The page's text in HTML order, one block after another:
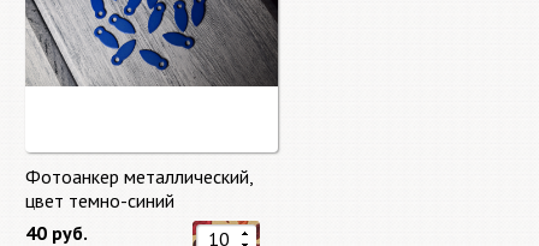
Фотоанкер металлический,
цвет темно-синий
40 руб.